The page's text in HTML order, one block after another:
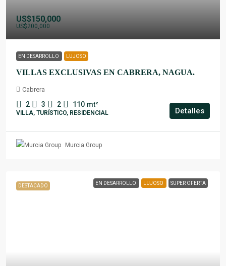
US$150,000
US$200,000
EN DESARROLLO LUJOSO
VILLAS EXCLUSIVAS EN CABRERA, NAGUA.
Cabrera
2 3 2 110 mt²
VILLA, TURÍSTICO, RESIDENCIAL Detalles
Murcia Group
DESTACADO EN DESARROLLO LUJOSO SUPER OFERTA